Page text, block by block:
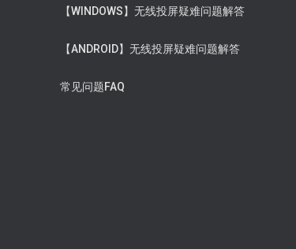
【WINDOWS】无线投屏疑难问题解答
【ANDROID】无线投屏疑难问题解答
常见问题FAQ